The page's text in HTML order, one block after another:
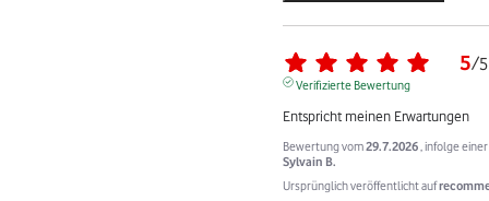
5/5
Verifizierte Bewertung
Entspricht meinen Erwartungen
Bewertung vom29.7.2026 , infolge
Sylvain B.
Ursprünglich veröffentlicht auf